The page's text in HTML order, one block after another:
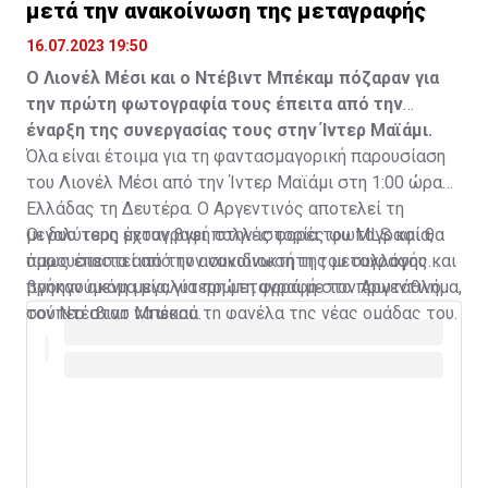
μετά την ανακοίνωση της μεταγραφής
16.07.2023 19:50
Ο Λιονέλ Μέσι και ο Ντέβιντ Μπέκαμ πόζαραν για
την πρώτη φωτογραφία τους έπειτα από την
έναρξη της συνεργασίας τους στην Ίντερ Μαϊάμι.
Όλα είναι έτοιμα για τη φαντασμαγορική παρουσίαση
του Λιονέλ Μέσι από την Ίντερ Μαϊάμι στη 1:00 ώρα
Ελλάδας τη Δευτέρα. Ο Αργεντινός αποτελεί τη
μεγαλύτερη μεταγραφή στην ιστορία του MLS και θα
παρουσιαστεί από τον συνιδιοκτήτη του συλλόγου και
προηγούμενη μεγαλύτερη μεταγραφή στο πρωτάθλημα,
τον Ντέιβιντ Μπέκαμ.
Οι δυο τους έχουν βγει πολλές φορές φωτογραφία,
όμως έπειτα από την ανακοίνωση της μεταγραφής
βγήκαν ακόμα μία, για πρώτη φορά με τον Αργεντινό
σούπερ σταρ να φορά τη φανέλα της νέας ομάδας του.